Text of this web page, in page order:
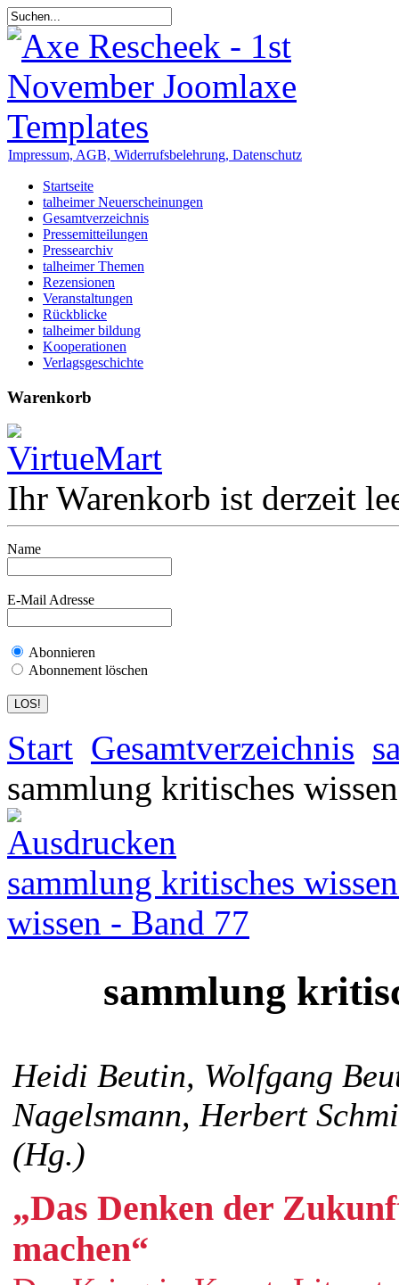
Impressum, AGB, Widerrufsbelehrung, Datenschutz
Startseite
talheimer Neuerscheinungen
Gesamtverzeichnis
Pressemitteilungen
Pressearchiv
talheimer Themen
Rezensionen
Veranstaltungen
Rückblicke
talheimer bildung
Kooperationen
Verlagsgeschichte
Warenkorb
Ihr Warenkorb ist derzeit
Name
E-Mail Adresse
Abonnieren
Abonnement löschen
Start Gesamtverzeichnis
sammlung kritisches
sammlung kritisches
wissen - Band 77
sammlung
Heidi Beutin, Wolfgang
Nagelsmann, Herbert
(Hg.)
„Das Denken der
machen“